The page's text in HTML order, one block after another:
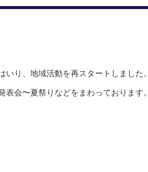
り、地域活動を再スタートしました。
会〜夏祭りなどをまわっております。